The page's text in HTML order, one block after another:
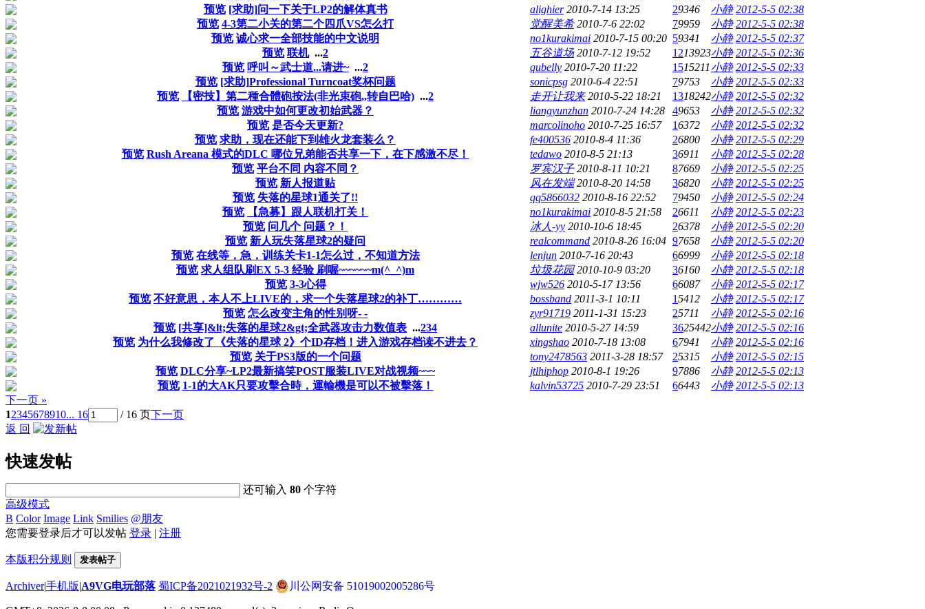
预览 [求助]问一下关于LP2的解体真书 alighier 2010-7-14 13:25 29346 小静 2012-5-5 02:38
预览 4-3第二小关的第二个四爪VS怎么打 觉醒美希 2010-7-6 22:02 79959 小静 2012-5-5 02:38
预览 诚心求一全部技能的中文说明 no1kurakimai 2010-7-15 00:20 59341 小静 2012-5-5 02:37
预览 联机 ...2 五谷道场 2010-7-12 19:52 1213923小静 2012-5-5 02:36
预览 呼叫～武士道...请进~ ...2 qubelly 2010-7-20 11:22 1515211 小静 2012-5-5 02:33
预览 [求助]Professional Turncoat奖杯问题 sonicpsg 2010-6-4 22:51 79753 小静 2012-5-5 02:33
预览
【密技】第二種合體砲按法(非光束砲,,转自巴哈) ...2 走开让我来 2010-5-22 18:21 1318242小静 2012-5-5 02:32
预览 游戏中如何更改初始武器？ liangyunzhan 2010-7-24 14:28 49653 小静 2012-5-5 02:32
预览 是否今天更新? marcolinoho 2010-7-25 16:57 16372 小静 2012-5-5 02:32
预览 求助，现在还能下到雄火龙套装么？ fe400536 2010-8-4 11:36 26800 小静 2012-5-5 02:29
预览 Rush Areana 模式的DLC 哪位兄弟能否共享一下，在下感激不尽！ tedawo 2010-8-5 21:13 36911 小静 2012-5-5 02:28
预览 平台不同 内容不同？ 罗宾汉子 2010-8-11 10:21 87669 小静 2012-5-5 02:25
预览 新人报道贴 风在发端 2010-8-20 14:58 36820 小静 2012-5-5 02:25
预览 失落的星球1通关了!! qq5866032 2010-8-16 22:52 79450 小静 2012-5-5 02:24
预览
【急募】跟人联机打关！ no1kurakimai 2010-8-5 21:58 26611 小静 2012-5-5 02:23
预览 问几个 问题？！ 冰人-yy 2010-10-6 18:45 26378 小静 2012-5-5 02:20
预览 新人玩失落星球2的疑问 realcommand 2010-8-26 16:04 97658 小静 2012-5-5 02:20
预览 在线等，急，训练关卡1-1怎么过，不知道方法 lenjun 2010-7-16 20:43 66999 小静 2012-5-5 02:18
预览 求人组队刷EX 5-3 经验 刷喔~~~~~~m(^_^)m 垃圾花园 2010-10-9 03:20 36160 小静 2012-5-5 02:18
预览 3-3心得 wjw526 2010-5-17 13:56 66087 小静 2012-5-5 02:17
预览 不好意思，本人不上LIVE的，求一个失落星球2的补丁………… bossband 2011-3-1 10:11 15412 小静 2012-5-5 02:17
预览 怎么改变主角的性别呀- - zyr91719 2011-1-31 15:23 25711 小静 2012-5-5 02:16
预览 [共享]&lt;失落的星球2&gt;全武器攻击力数值表 ...234 allunite 2010-5-27 14:59 3625442小静 2012-5-5 02:16
预览 为什么我修改了《失落的星球 2》个ID存档！进入游戏存档读不进去？ xingshao 2010-7-18 13:08 67941 小静 2012-5-5 02:16
预览 关于PS3版的一个问题 tony2478563 2011-3-28 18:57 25315 小静 2012-5-5 02:15
预览 DLC分享~LP2最新搞笑POST服装LIVE对战视频~~~ jtlhiphop 2010-8-1 19:26 97886 小静 2012-5-5 02:13
预览 1-1的大AK只要攻擊合時，運輸機是可以不被擊落！ kalvin53725 2010-7-29 23:51 66443 小静 2012-5-5 02:13
下一页 »
12345678910... 16 / 16 页下一页
返 回
快速发帖
还可输入80 个字符
高级模式
B Color Image Link Smilies @朋友
您需要登录后才可以发帖 登录 | 注册
本版积分规则 发表帖子
Archiver|手机版|A9VG电玩部落 蜀ICP备2021021932号-2 川公网安备 51019002005286号